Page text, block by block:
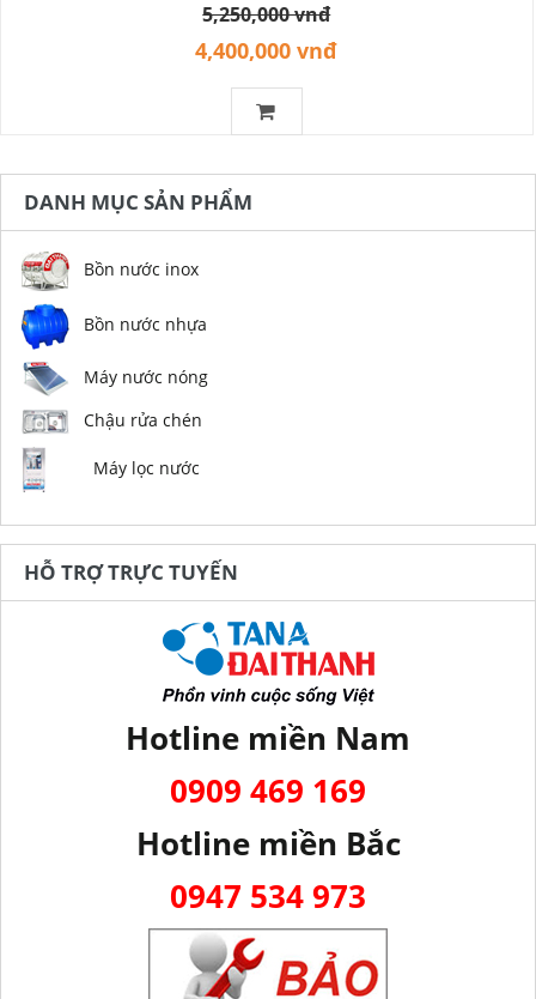
5,250,000 vnđ
4,400,000 vnđ
DANH MỤC SẢN PHẨM
Bồn nước inox
Bồn nước nhựa
Máy nước nóng
Chậu rửa chén
Máy lọc nước
HỖ TRỢ TRỰC TUYẾN
Hotline miền Nam
0909 469 169
Hotline miền Bắc
0947 534 973